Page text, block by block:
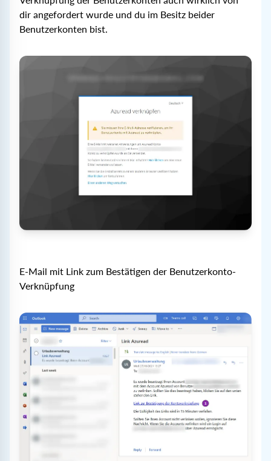
dir angefordert wurde und du im Besitz beider
Benutzerkonten bist.
E-Mail mit Link zum Bestätigen der Benutzerkonto-
Verknüpfung